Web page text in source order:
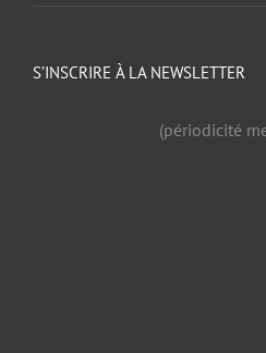
S’INSCRIRE À LA NEWSLETTER
(périodicité